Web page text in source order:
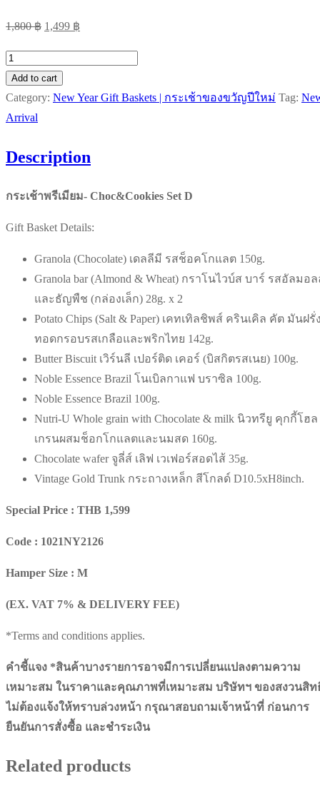
1,800฿ Original
was:
1,800 ฿.
1,499 ฿
is:
กระเช้า
พรีเมียม-
Choc&Cookies
Set
quantity
Add to cart
Category: New Year Gift Baskets | กระเช้าของขวัญปีใหม่ Tag:
Arrival
Description
กระเช้าพรีเมียม- Choc&Cookies Set D
Gift Basket Details:
Granola (Chocolate) เดลลีมี รสช็อคโกแลต 150g.
Granola bar (Almond & Wheat) กราโนไวบ์ส บาร์ รสอัลมอ
และธัญพืช (กล่องเล็ก) 28g. x 2
Potato Chips (Salt & Paper) เคทเทิลชิพส์ ครินเคิล คัต มันฝรั่
ทอดกรอบรสเกลือและพริกไทย 142g.
Butter Biscuit เวิร์นลี เปอร์ติด เคอร์ (บิสกิตรสเนย) 100g.
Noble Essence Brazil โนเบิลกาแฟ บราซิล 100g.
Noble Essence Brazil 100g.
Nutri-U Whole grain with Chocolate & milk นิวทรียู คุกกี้โฮล
เกรนผสมช็อกโกแลตและนมสด 160g.
Chocolate wafer จูลี่ส์ เลิฟ เวเฟอร์สอดไส้ 35g.
Vintage Gold Trunk กระถางเหล็ก สีโกลด์ D10.5xH8inch.
Special Price : THB 1,599
Code : 1021NY2126
Hamper Size : M
(EX. VAT 7% & DELIVERY FEE)
*Terms and conditions applies.
คำชี้แจง *สินค้าบางรายการอาจมีการเปลี่ยนแปลงตามความ
เหมาะสม ในราคาและคุณภาพที่เหมาะสม บริษัทฯ ของสงวนสิท
ไม่ต้องแจ้งให้ทราบล่วงหน้า กรุณาสอบถามเจ้าหน้าที่ ก่อนการ
ยืนยันการสั่งซื้อ และชำระเงิน
Related products